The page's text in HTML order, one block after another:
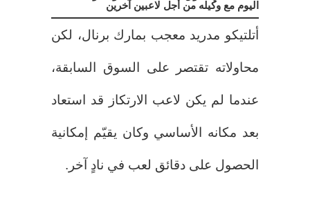
اليوم مع وكيله من أجل لاعبين آخرين
أتلتيكو مدريد معجب بمارك برنال، لكن
محاولاته تقتصر على السوق السابقة،
عندما لم يكن لاعب الارتكاز قد استعاد
بعد مكانه الأساسي وكان يقيّم إمكانية
الحصول على دقائق لعب في نادٍ آخر.